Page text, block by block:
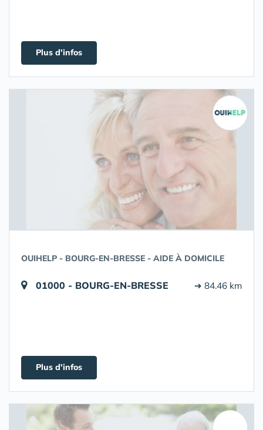
Plus d'infos
OUIHELP - BOURG-EN-BRESSE - AIDE À DOMICILE
01000 - BOURG-EN-BRESSE ➔ 84.46 km
Plus d'infos